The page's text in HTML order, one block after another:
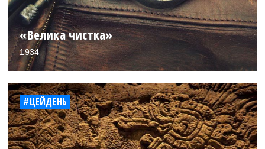
«Велика чистка»
1934
#ЦЕЙДЕНЬ